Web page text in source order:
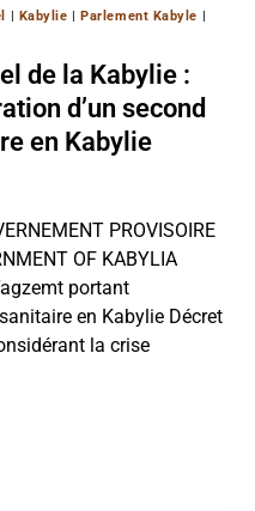
Kabylie Parlement Kabyle
de la Kabylie :
d’un second
en Kabylie
PROVISOIRE
OF KABYLIA
portant
en Kabylie Décret
la crise